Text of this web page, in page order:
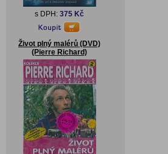
s DPH: 375 Kč
Život plný malérů (DVD)
(Pierre Richard)